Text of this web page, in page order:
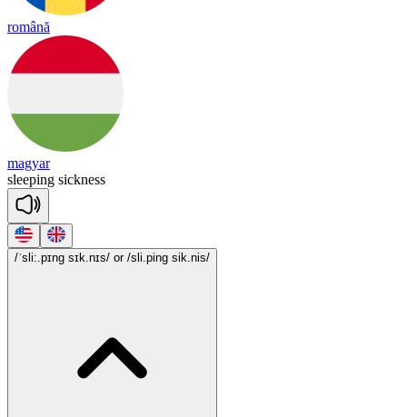
română
magyar
sleeping sickness
/ˈsli:.pɪng sɪk.nɪs/ or /sli.ping sik.nis/